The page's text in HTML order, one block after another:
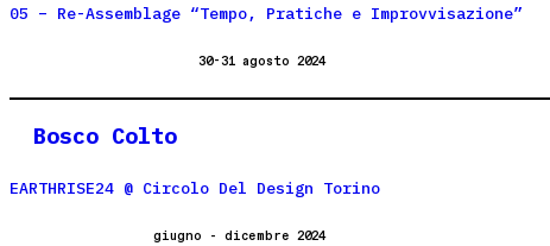
05 – Re-Assemblage “Tempo, Pratiche e Improvvisazione”
30-31 agosto 2024
Bosco Colto
EARTHRISE24 @ Circolo Del Design Torino
giugno - dicembre 2024